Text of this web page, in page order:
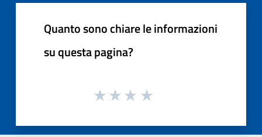
Quanto sono chiare le informazioni
su questa pagina?